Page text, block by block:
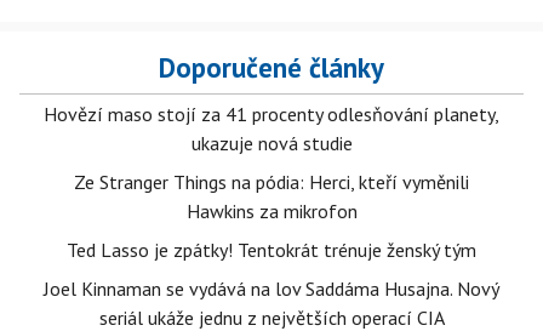
Doporučené články
Hovězí maso stojí za 41 procenty odlesňování planety,
ukazuje nová studie
Ze Stranger Things na pódia: Herci, kteří vyměnili
Hawkins za mikrofon
Ted Lasso je zpátky! Tentokrát trénuje ženský tým
Joel Kinnaman se vydává na lov Saddáma Husajna. Nový
seriál ukáže jednu z největších operací CIA